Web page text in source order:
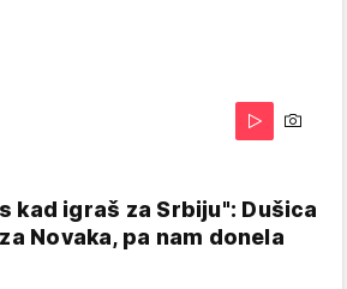
kad igraš za Srbiju": Dušica
Novaka, pa nam donela